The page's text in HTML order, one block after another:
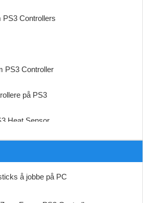
PS3 Controllers
PS3 Controller
på PS3
Heat Sensor
å jobbe på PC